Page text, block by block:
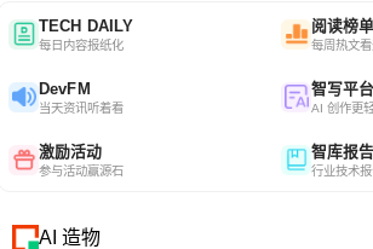
TECH DAILY
每日内容报纸化
阅读榜单
每周热文
DevFM
当天资讯听着看
智写平台
AI 创作更
激励活动
参与活动赢源石
智库报告
行业技术
AI 造物